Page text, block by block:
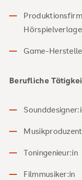
Hörspielverlage
Game-
Berufliche
Toningenieur:in
Filmmusiker:in